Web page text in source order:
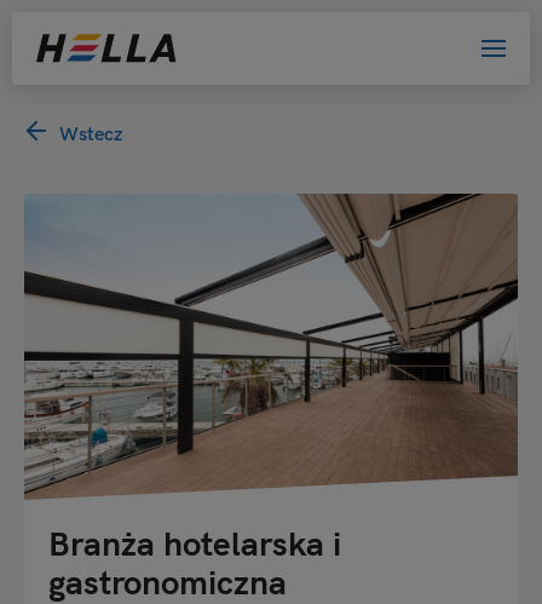
Wstecz
Branża hotelarska i
gastronomiczna